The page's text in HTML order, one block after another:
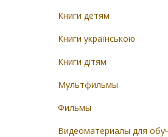
Книги детям
Книги українською
Книги дітям
Мультфильмы
Фильмы
Видеоматериалы для